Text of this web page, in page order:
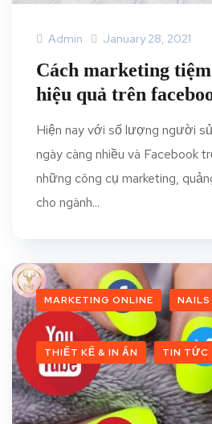
Admin January 28, 2021
Cách marketing
hiệu quả trên
Hiện nay với số lượng người
ngày càng nhiều và Facebook
những công cụ marketing,
cho ngành...
MARKETING ONLINE NAILS
THIẾT KẾ & IN ẤN TIN TỨC